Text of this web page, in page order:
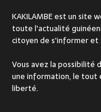
KAKILAMBE est un site
toute l'actualité
citoyen de s'informer
Vous avez la possibilité
une information, le tout
liberté.